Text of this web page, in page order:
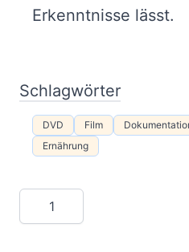
Erkenntnisse lässt.
Schlagwörter
DVD Film
Ernährung
Menge